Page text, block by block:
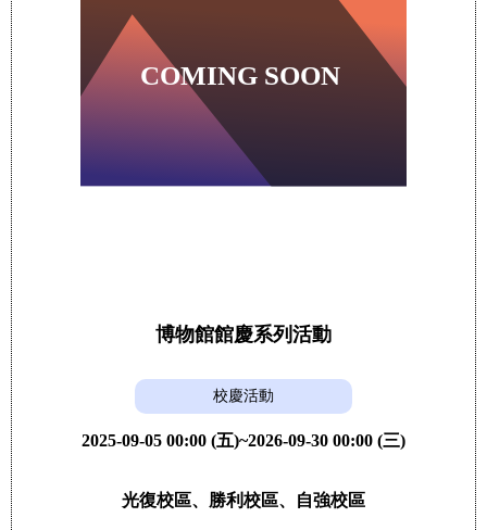
博物館館慶系列活動
校慶活動
2025-09-05 00:00 (五)~2026-09-30 00:00 (三)
光復校區、勝利校區、自強校區